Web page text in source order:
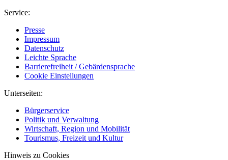
Service:
Presse
Impressum
Datenschutz
Leichte Sprache
Barrierefreiheit / Gebärdensprache
Cookie Einstellungen
Unterseiten:
Bürgerservice
Politik und Verwaltung
Wirtschaft, Region und Mobilität
Tourismus, Freizeit und Kultur
Hinweis zu Cookies